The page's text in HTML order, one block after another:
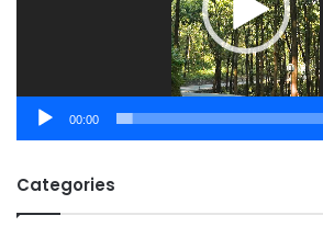
00:00
Categories